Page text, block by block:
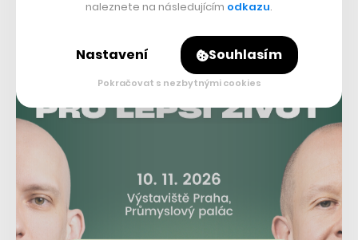
naleznete na následujícím odkazu.
Nastavení Souhlasím
Pokračovat s nezbytnými cookies